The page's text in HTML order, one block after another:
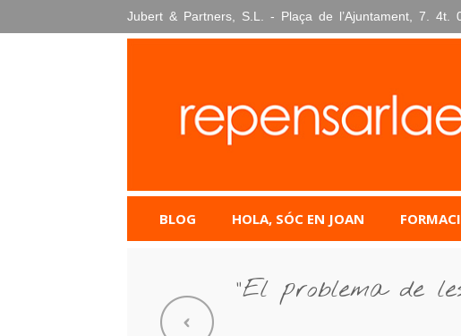
to
Jubert & Partners, S.L. - Plaça de l’Ajuntament, 7.
BLOG HOLA, SÓC EN JOAN
“El problema de